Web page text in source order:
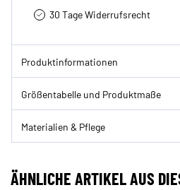
30 Tage Widerrufsrecht
Produktinformationen
Größentabelle und Produktmaße
Materialien & Pflege
ÄHNLICHE ARTIKEL AUS